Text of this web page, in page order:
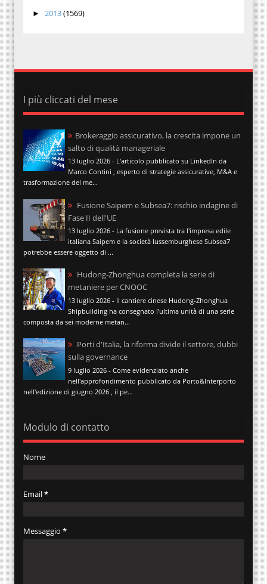
► 2013(1569)
I più cliccati del mese
Brokeraggio assicurativo, la crescita impone un
salto di qualità manageriale
13 luglio 2026 - L'articolo pubblicato su LinkedIn da
Marco Contini , esperto di strategie assicurative, M&A e
trasformazione del me...
Fusione Saipem e Subsea7: rischio indagine di
Fase II dell'UE
13 luglio 2026 - La fusione prevista tra l'impresa edile
italiana Saipem e la società lussemburghese Subsea7
potrebbe essere oggetto di ...
Hudong-Zhonghua completa la serie di
metaniere per CNOOC
13 luglio 2026 - Il cantiere cinese Hudong-Zhonghua
Shipbuilding ha consegnato l'ultima unità di una serie
composta da sei moderne metan...
Porti d'Italia, la riforma divide il settore, dubbi
sulla governance
9 luglio 2026 - Come evidenziato anche
nell'approfondimento pubblicato da Porto&Interporto
nell'edizione di giugno 2026 , il pe...
Modulo di contatto
Nome
Email*
Messaggio *